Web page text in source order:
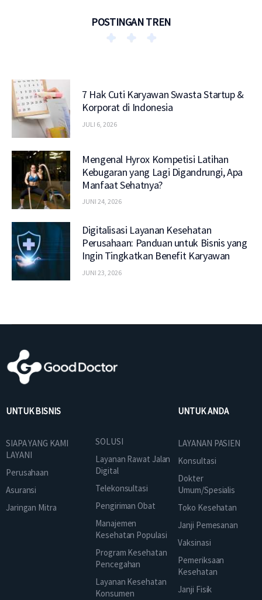
POSTINGAN TREN
7 Hak Cuti Karyawan Swasta Startup &
Korporat di Indonesia
JULI 6, 2026
Mengenal Hyrox Kompetisi Latihan
Kebugaran yang Lagi Digandrungi, Apa
Manfaat Sehatnya?
JUNI 24, 2026
Digitalisasi Layanan Kesehatan
Perusahaan: Panduan untuk Bisnis yang
Ingin Tingkatkan Benefit Karyawan
JUNI 23, 2026
UNTUK BISNIS
SIAPA YANG KAMI
LAYANI
Perusahaan
Asuransi
Jaringan Mitra
SOLUSI
Layanan Rawat Jalan
Digital
Telekonsultasi
Pengiriman Obat
Manajemen
Kesehatan Populasi
Program Kesehatan
Pencegahan
Layanan Kesehatan
Konsumen
UNTUK ANDA
LAYANAN PASIEN
Konsultasi
Dokter
Umum/Spesialis
Toko Kesehatan
Janji Pemesanan
Vaksinasi
Pemeriksaan
Kesehatan
Janji Fisik